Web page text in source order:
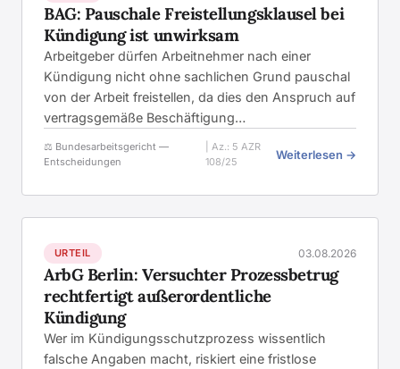
BAG: Pauschale Freistellungsklausel bei
Kündigung ist unwirksam
Arbeitgeber dürfen Arbeitnehmer nach einer
Kündigung nicht ohne sachlichen Grund pauschal
von der Arbeit freistellen, da dies den Anspruch auf
vertragsgemäße Beschäftigung…
⚖️ Bundesarbeitsgericht —
Entscheidungen
| Az.: 5 AZR
108/25
Weiterlesen →
URTEIL 03.08.2026
ArbG Berlin: Versuchter Prozessbetrug
rechtfertigt außerordentliche
Kündigung
Wer im Kündigungsschutzprozess wissentlich
falsche Angaben macht, riskiert eine fristlose